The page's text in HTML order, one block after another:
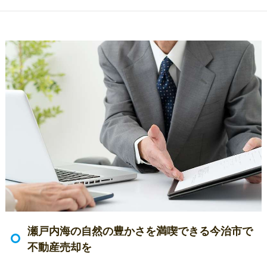
瀬戸内海の自然の豊かさを満喫できる今治市で
不動産売却を